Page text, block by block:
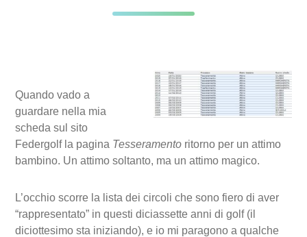
Quando vado a
guardare nella mia
scheda sul sito
Federgolf la pagina Tesseramento ritorno per un attimo
bambino. Un attimo soltanto, ma un attimo magico.
L’occhio scorre la lista dei circoli che sono fiero di aver
“rappresentato” in questi diciassette anni di golf (il
diciottesimo sta iniziando), e io mi paragono a qualche